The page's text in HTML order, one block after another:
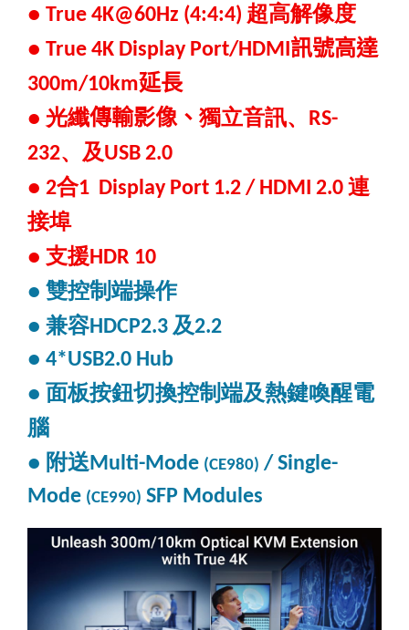
● True 4K@60Hz (4:4:4) 超高解像度
● True 4K Display Port/HDMI 訊號高達
300m/10km延長
● 光纖傳輸影像、 獨立音訊、
RS-
232、及USB 2.0
● 2合1 Display Port 1.2 / HDMI 2.0 連
接埠
● 支援 HDR 10
● 雙控制端操作
● 兼容HDCP2.3 及2.2
● 4*USB2.0 Hub
● 面板按鈕切換控制端及熱鍵喚醒電
腦
● 附送Multi-Mode (CE980) / Single-
Mode (CE990) SFP Modules